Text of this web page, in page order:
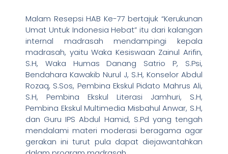
Malam Resepsi HAB Ke-77 bertajuk “Kerukunan
Umat Untuk Indonesia Hebat” itu dari kalangan
internal madrasah mendampingi kepala
madrasah, yaitu Waka Kesiswaan Zainul Arifin,
S.H, Waka Humas Danang Satrio P, S.Psi,
Bendahara Kawakib Nurul J, S.H, Konselor Abdul
Rozaq, S.Sos, Pembina Ekskul Pidato Mahrus Ali,
S.H, Pembina Ekskul Literasi Jamhuri, S.H,
Pembina Ekskul Multimedia Misbahul Anwar, S.H,
dan Guru IPS Abdul Hamid, S.Pd yang tengah
mendalami materi moderasi beragama agar
gerakan ini turut pula dapat diejawantahkan